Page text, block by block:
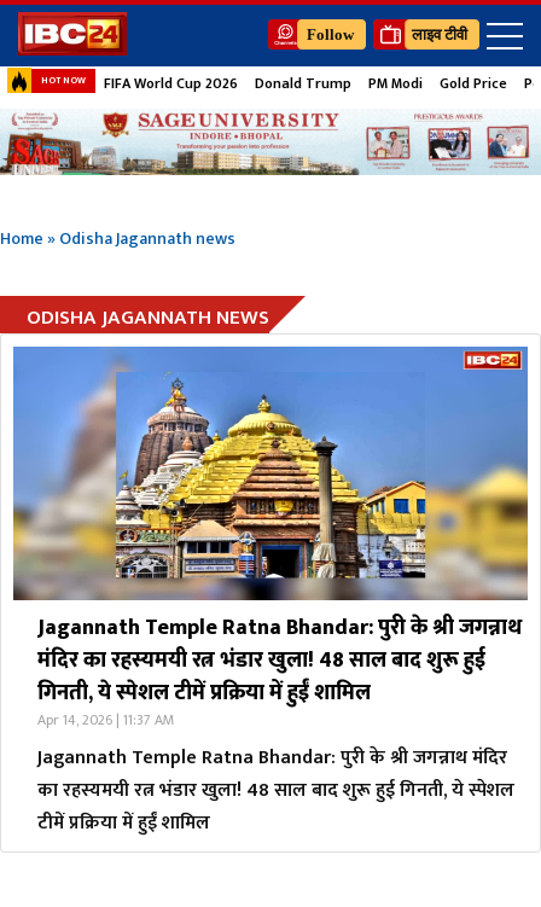
Follow लाइव टीवी
HOT NOW FIFA World Cup 2026 Donald Trump PM Modi Gold Price
Home»Odisha Jagannath news
ODISHA JAGANNATH NEWS
Jagannath Temple Ratna Bhandar: पुरी के श्री जगन्नाथ
मंदिर का रहस्यमयी रत्न भंडार खुला! 48 साल बाद शुरू हुई
गिनती, ये स्पेशल टीमें प्रक्रिया में हुईं शामिल
Apr 14, 2026 | 11:37 AM
Jagannath Temple Ratna Bhandar: पुरी के श्री जगन्नाथ मंदिर
का रहस्यमयी रत्न भंडार खुला! 48 साल बाद शुरू हुई गिनती, ये स्पेशल
टीमें प्रक्रिया में हुईं शामिल